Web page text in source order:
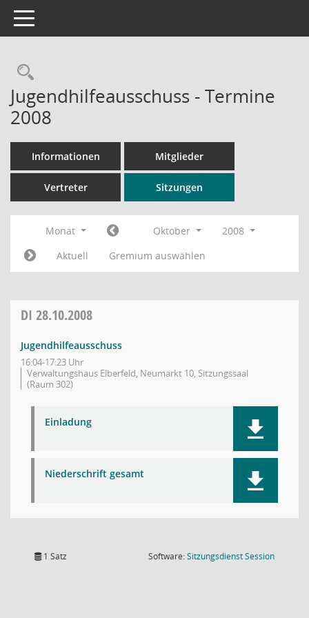
Toggle navigation
Rechercheauswahl
Jugendhilfeausschuss - Termine
2008
Informationen Mitglieder
Vertreter Sitzungen
Monat Oktober
2008
Aktuell
Gremium auswählen
DI 28.10.2008
Jugendhilfeausschuss
16:04-17:23 Uhr
Verwaltungshaus Elberfeld, Neumarkt 10, Sitzungssaal
(Raum 302)
Einladung
Niederschrift gesamt
1 Satz Software:SitzungsdienstSession(Wird in